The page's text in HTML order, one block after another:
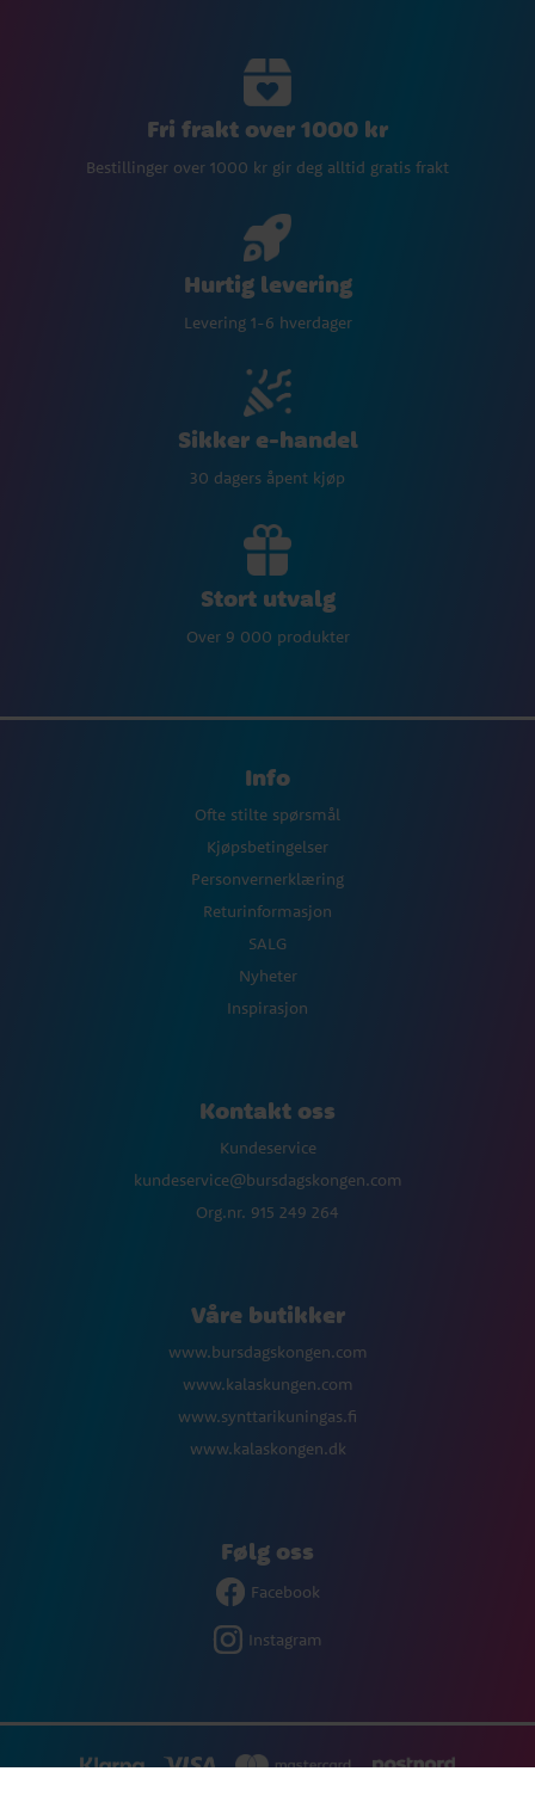
Fri frakt over 1000 kr
Bestillinger over 1000 kr gir deg alltid gratis frakt
Hurtig levering
Levering 1-6 hverdager
Sikker e-handel
30 dagers åpent kjøp
Stort utvalg
Over 9 000 produkter
Info
Ofte stilte spørsmål
Kjøpsbetingelser
Personvernerklæring
Returinformasjon
SALG
Nyheter
Inspirasjon
Kontakt oss
Kundeservice
kundeservice@bursdagskongen.com
Org.nr. 915 249 264
Våre butikker
www.bursdagskongen.com
www.kalaskungen.com
www.synttarikuningas.fi
www.kalaskongen.dk
Følg oss
Facebook
Instagram